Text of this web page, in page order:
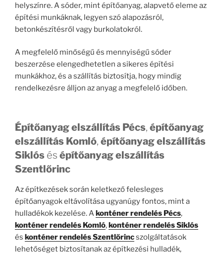
helyszínre. A sóder, mint építőanyag, alapvető eleme az
építési munkáknak, legyen szó alapozásról,
betonkészítésről vagy burkolatokról.
A megfelelő minőségű és mennyiségű sóder
beszerzése elengedhetetlen a sikeres építési
munkákhoz, és a szállítás biztosítja, hogy mindig
rendelkezésre álljon az anyag a megfelelő időben.
Építőanyag elszállítás Pécs, építőanyag
elszállítás Komló, építőanyag elszállítás
Siklós és építőanyag elszállítás
Szentlőrinc
Az építkezések során keletkező felesleges
építőanyagok eltávolítása ugyanúgy fontos, mint a
hulladékok kezelése. Akonténer rendelés Pécs,
konténer rendelés Komló,konténer rendelés Siklós
és konténer rendelés Szentlőrincszolgáltatások
lehetőséget biztosítanak az építkezési hulladék,